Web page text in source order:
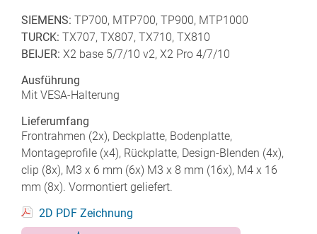
SIEMENS: TP700, MTP700, TP900, MTP1000
TURCK: TX707, TX807, TX710, TX810
BEIJER: X2 base 5/7/10 v2, X2 Pro 4/7/10
Ausführung
Mit VESA-Halterung
Lieferumfang
Frontrahmen (2x), Deckplatte, Bodenplatte,
Montageprofile (x4), Rückplatte, Design-Blenden (4x),
clip (8x), M3 x 6 mm (6x) M3 x 8 mm (16x), M4 x 16
mm (8x). Vormontiert geliefert.
2D PDF Zeichnung